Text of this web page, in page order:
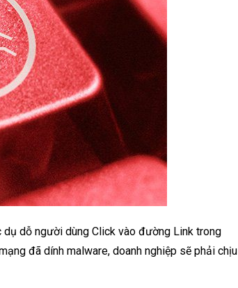
dụ dỗ người dùng Click vào đường Link trong
đã dính malware, doanh nghiệp sẽ phải chịu